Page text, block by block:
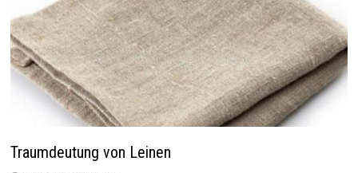
Traumdeutung von Leinen